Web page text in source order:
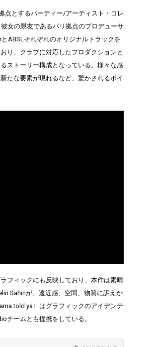
点とするパーティー/アーティスト・コレ
女の親友であるパリ拠点のプロデューサ
ABSLそれぞれのオリジナルトラックを
り、クラブに対応したプロダクションと
ストーリー構成となっている。様々な感
たな要素が現れるなど、驚かされるポイ
フィックにも反映しており、本作は素晴
Sahinが、遠近感、空間、物質に訴えか
told ya〉はグラフィックのアイデンテ
チームとも提携をしている。